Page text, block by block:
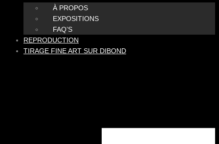
À PROPOS
EXPOSITIONS
FAQ’S
REPRODUCTION
TIRAGE FINE ART SUR DIBOND